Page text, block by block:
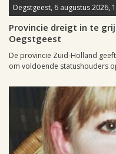
Oegstgeest, 6 augustus 2026,
Provincie dreigt in te
Oegstgeest
De provincie Zuid-Holland
om voldoende statushouders